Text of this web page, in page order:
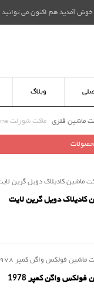
خوش آمدید هم اکنون می توانید
وبلاگ
ماشین فلزی ماکت شورلت Cheyenne مدل 1973 مقیاس 24
کادیلاک دویل گرین لایت
واگن کمپر 1978